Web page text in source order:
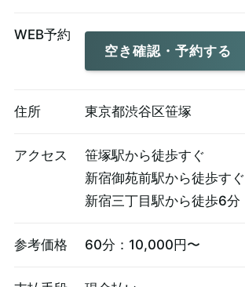
WEB予約
空き確認・予約する
住所 東京都渋谷区笹塚
アクセス
笹塚駅から徒歩すぐ
新宿御苑前駅から徒歩すぐ
新宿三丁目駅から徒歩6分
参考価格 60分：10,000円〜